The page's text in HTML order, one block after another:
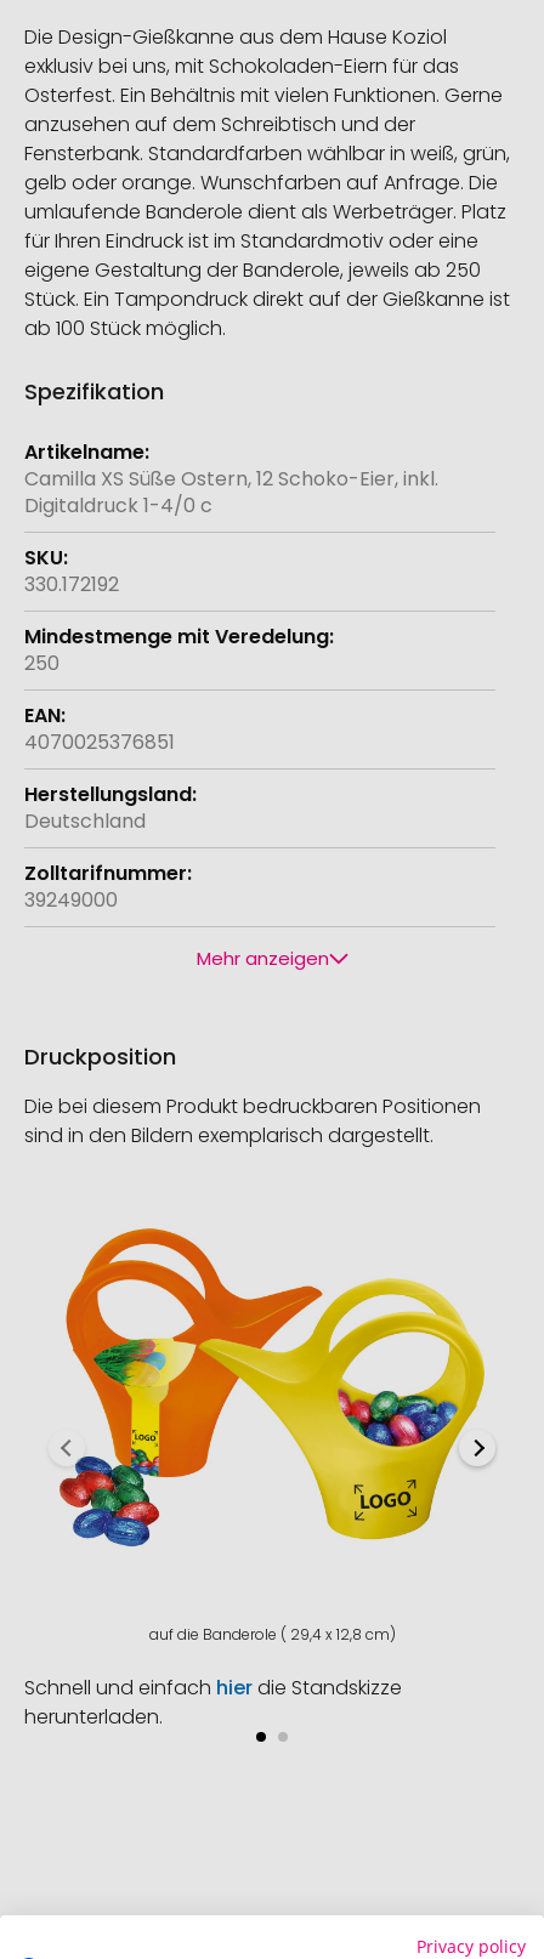
Die Design-Gießkanne aus dem Hause Koziol
exklusiv bei uns, mit Schokoladen-Eiern für das
Osterfest. Ein Behältnis mit vielen Funktionen. Gerne
anzusehen auf dem Schreibtisch und der
Fensterbank. Standardfarben wählbar in weiß, grün,
gelb oder orange. Wunschfarben auf Anfrage. Die
umlaufende Banderole dient als Werbeträger. Platz
für Ihren Eindruck ist im Standardmotiv oder eine
eigene Gestaltung der Banderole, jeweils ab 250
Stück. Ein Tampondruck direkt auf der Gießkanne ist
ab 100 Stück möglich.
Spezifikation
Weitere
Informationen
Camilla XS Süße Ostern, 12 Schoko-Eier, inkl.
Digitaldruck 1-4/0 c
330.172192
250
4070025376851
Deutschland
39249000
Mehr anzeigen
Druckposition
Die bei diesem Produkt bedruckbaren Positionen
sind in den Bildern exemplarisch dargestellt.
auf die Banderole ( 29,4 x 12,8 cm)
Schnell und einfach hierdie Standskizze
herunterladen.
So einfach bestellen Sie Ihre Werbeartikel bei
Privacy policy